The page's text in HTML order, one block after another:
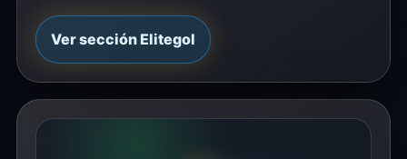
Ver sección Elitegol